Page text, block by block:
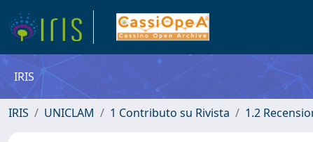
IRIS
IRIS UNICLAM 1 Contributo su Rivista 1.2